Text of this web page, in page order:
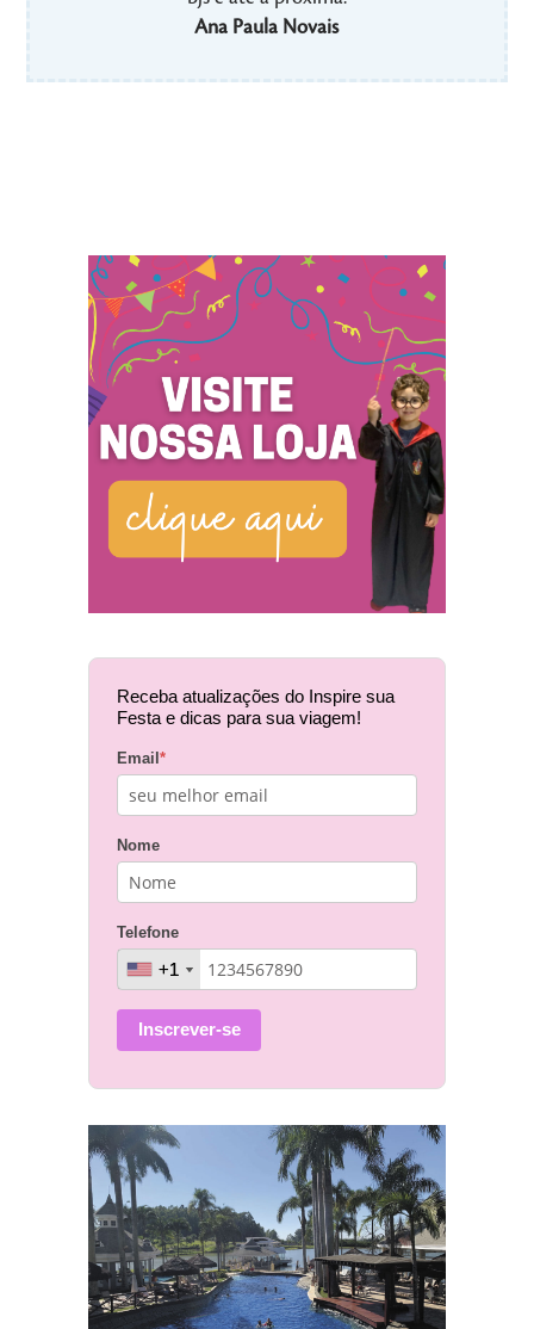
Ana Paula Novais
Receba atualizações do Inspire sua
Festa e dicas para sua viagem!
Email *
Nome
Telefone
+1
+1
Inscrever-se